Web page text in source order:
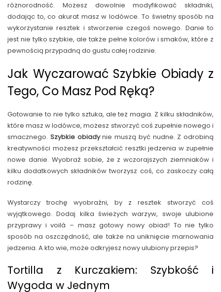
różnorodność. Możesz dowolnie modyfikować składniki,
dodając to, co akurat masz w lodówce. To świetny sposób na
wykorzystanie resztek i stworzenie czegoś nowego. Danie to
jest nie tylko szybkie, ale także pełne kolorów i smaków, które z
pewnością przypadną do gustu całej rodzinie.
Jak Wyczarować Szybkie Obiady z
Tego, Co Masz Pod Ręką?
Gotowanie to nie tylko sztuka, ale też magia. Z kilku składników,
które masz w lodówce, możesz stworzyć coś zupełnie nowego i
smacznego. Szybkie obiadynie muszą być nudne. Z odrobiną
kreatywności możesz przekształcić resztki jedzenia w zupełnie
nowe danie. Wyobraź sobie, że z wczorajszych ziemniaków i
kilku dodatkowych składników tworzysz coś, co zaskoczy całą
rodzinę.
Wystarczy trochę wyobraźni, by z resztek stworzyć coś
wyjątkowego. Dodaj kilka świeżych warzyw, swoje ulubione
przyprawy i voilà – masz gotowy nowy obiad! To nie tylko
sposób na oszczędność, ale także na uniknięcie marnowania
jedzenia. A kto wie, może odkryjesz nowy ulubiony przepis?
Tortilla z Kurczakiem: Szybkość i
Wygoda w Jednym